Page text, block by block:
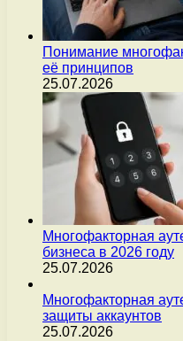
Понимание
её принципов
25.07.2026
Многофакторная
бизнеса в 2026 году
25.07.2026
Многофакторная
защиты аккаунтов
25.07.2026